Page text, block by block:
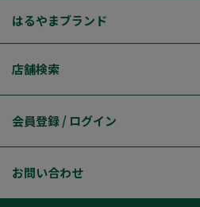
はるやまブランド
店舗検索
会員登録 / ログイン
お問い合わせ